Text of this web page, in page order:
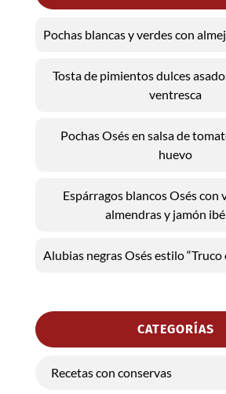
Pochas blancas y verdes con
Tosta de pimientos dulces
ventresca
Pochas Osés en salsa de
huevo
Espárragos blancos Osés con
almendras y jamón
Alubias negras Osés estilo “Truco
CATEGORÍAS
Recetas con conservas